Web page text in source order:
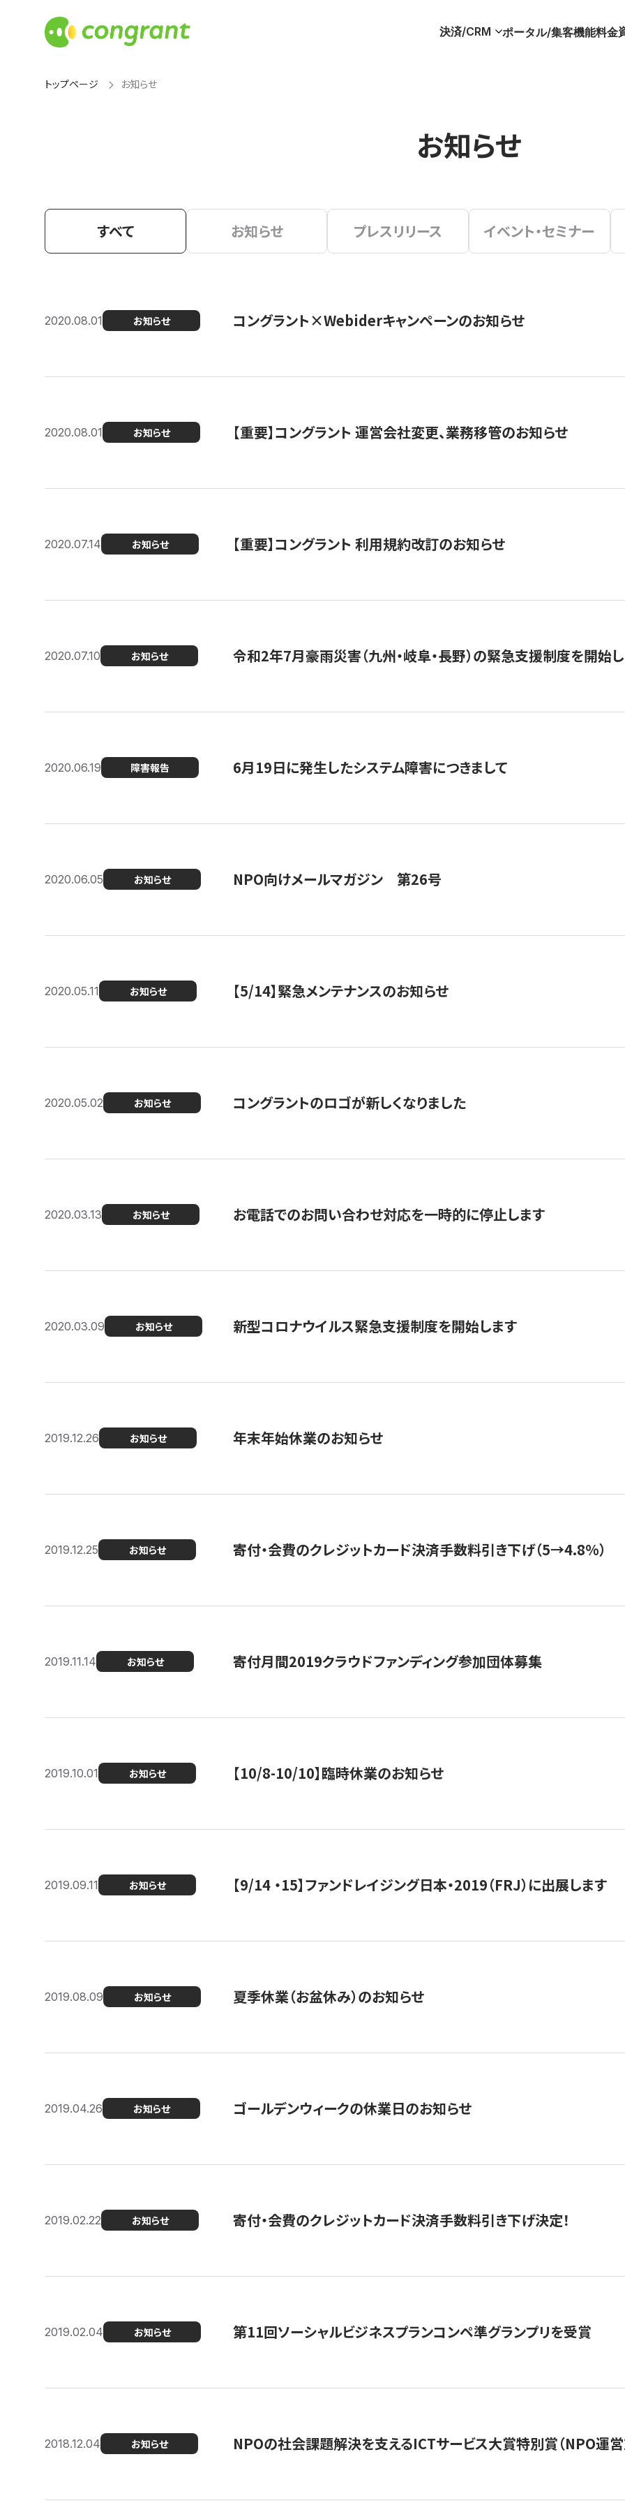
決済/CRM ポータル/集客機能料金
トップページ お知らせ
お知らせ
すべて お知らせ プレスリリース イベント・セミナー
2020.08.01 お知らせ コングラント×Webiderキャンペーンのお知らせ
2020.08.01 お知らせ 【重要】コングラント 運営会社変更、業務移管のお知らせ
2020.07.14 お知らせ 【重要】コングラント 利用規約改訂のお知らせ
2020.07.10 お知らせ 令和2年7月豪雨災害（九州・岐阜・長野）の緊急支援制度を開始
2020.06.19 障害報告 6月19日に発生したシステム障害につきまして
2020.06.05 お知らせ NPO向けメールマガジン 第26号
2020.05.11 お知らせ 【5/14】緊急メンテナンスのお知らせ
2020.05.02 お知らせ コングラントのロゴが新しくなりました
2020.03.13 お知らせ お電話でのお問い合わせ対応を一時的に停止します
2020.03.09 お知らせ 新型コロナウイルス緊急支援制度を開始します
2019.12.26 お知らせ 年末年始休業のお知らせ
2019.12.25 お知らせ 寄付・会費のクレジットカード決済手数料引き下げ（5→4.8%）
2019.11.14 お知らせ 寄付月間2019クラウドファンディング参加団体募集
2019.10.01 お知らせ 【10/8-10/10】臨時休業のお知らせ
2019.09.11 お知らせ 【9/14 ・15】ファンドレイジング日本・2019（FRJ）に出展します
2019.08.09 お知らせ 夏季休業（お盆休み）のお知らせ
2019.04.26 お知らせ ゴールデンウィークの休業日のお知らせ
2019.02.22 お知らせ 寄付・会費のクレジットカード決済手数料引き下げ決定！
2019.02.04 お知らせ 第11回ソーシャルビジネスプランコンペ準グランプリを受賞
2018.12.04 お知らせ NPOの社会課題解決を支えるICTサービス大賞特別賞（NPO運